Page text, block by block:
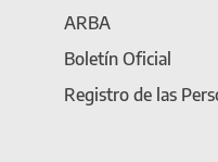
ARBA
Boletín Oficial
Registro de las